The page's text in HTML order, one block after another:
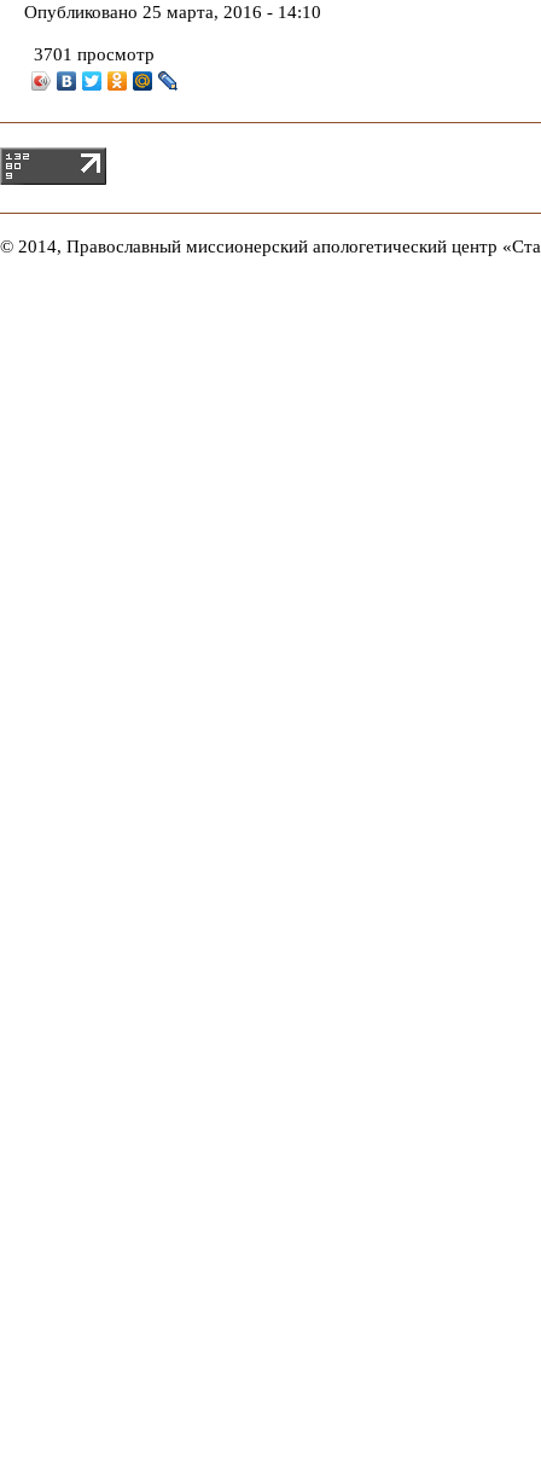
Опубликовано 25 марта, 2016 - 14:10
3701 просмотр
© 2014, Православный миссионерский апологетический центр